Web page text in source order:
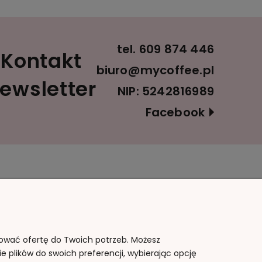
Kontakt
tel. 609 874 446
biuro@mycoffee.pl
NIP: 5242816989
Facebook
kupować?
O firmie
ofertę do Twoich potrzeb. Możesz
plików do swoich preferencji, wybierając opcję